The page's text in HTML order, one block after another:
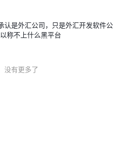
认是外汇公司，只是外汇开发软件公
称不上什么黑平台
没有更多了